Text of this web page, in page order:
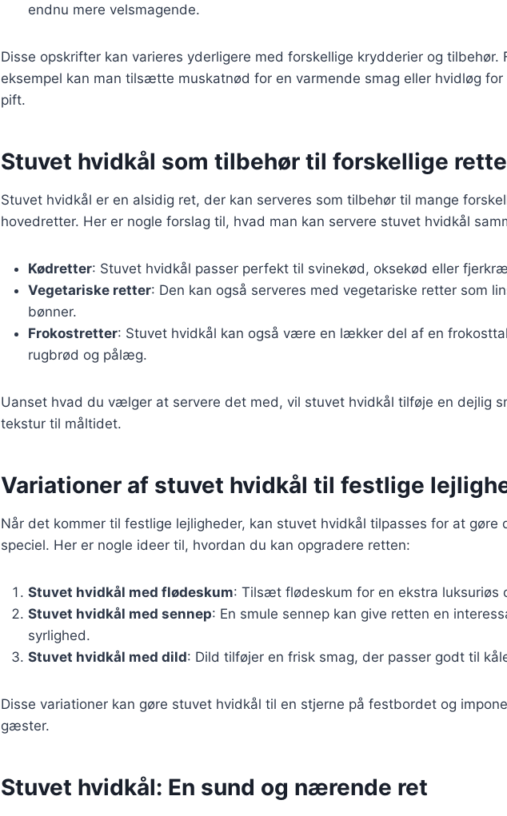
endnu mere velsmagende.
Disse opskrifter kan varieres yderligere med forskellige krydderier og tilbehør.
eksempel kan man tilsætte muskatnød for en varmende smag eller hvidløg for
pift.
Stuvet hvidkål som tilbehør til forskellige
Stuvet hvidkål er en alsidig ret, der kan serveres som tilbehør til mange
hovedretter. Her er nogle forslag til, hvad man kan servere stuvet hvidkål
Kødretter: Stuvet hvidkål passer perfekt til svinekød, oksekød eller
Vegetariske retter: Den kan også serveres med vegetariske retter som
bønner.
Frokostretter: Stuvet hvidkål kan også være en lækker del af en
rugbrød og pålæg.
Uanset hvad du vælger at servere det med, vil stuvet hvidkål tilføje en dejlig
tekstur til måltidet.
Variationer af stuvet hvidkål til festlige
Når det kommer til festlige lejligheder, kan stuvet hvidkål tilpasses for at gøre
speciel. Her er nogle ideer til, hvordan du kan opgradere retten:
Stuvet hvidkål med flødeskum: Tilsæt flødeskum for en ekstra luksuriøs
Stuvet hvidkål med sennep: En smule sennep kan give retten en
syrlighed.
Stuvet hvidkål med dild: Dild tilføjer en frisk smag, der passer godt til
Disse variationer kan gøre stuvet hvidkål til en stjerne på festbordet og
gæster.
Stuvet hvidkål: En sund og nærende ret